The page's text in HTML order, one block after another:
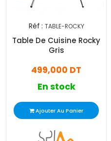
Réf : TABLE-ROCKY
Table De Cuisine Rocky
Gris
499,000 DT
En stock
Ajouter Au Panier